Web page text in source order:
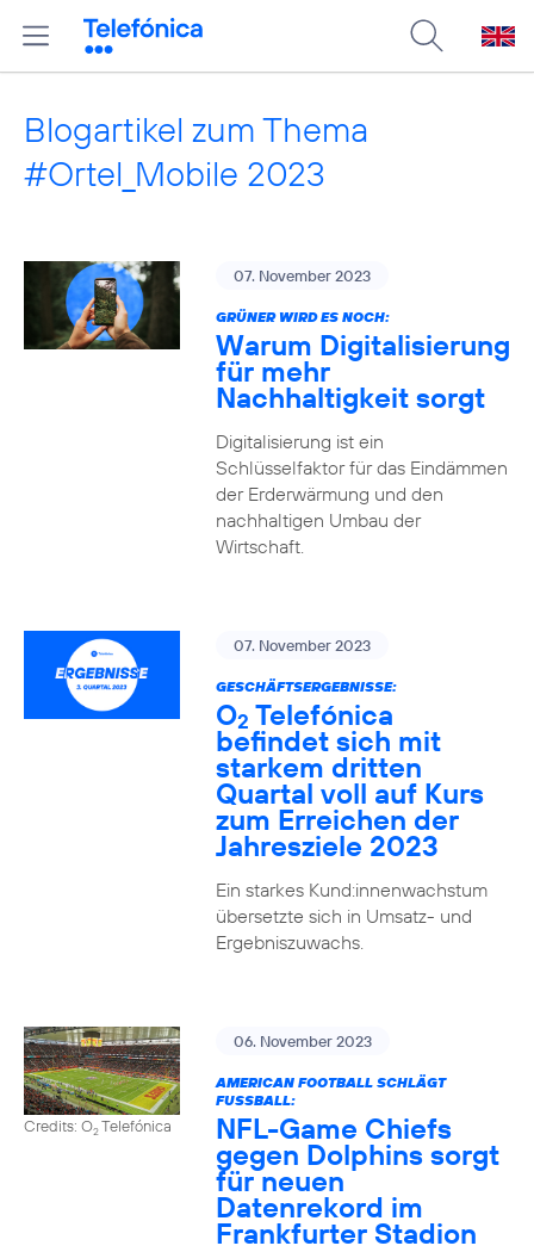
Blogartikel zum Thema
#Ortel_Mobile 2023
07. November 2023
GRÜNER WIRD ES NOCH:
Warum Digitalisierung
für mehr
Nachhaltigkeit sorgt
Digitalisierung ist ein
Schlüsselfaktor für das Eindämmen
der Erderwärmung und den
nachhaltigen Umbau der
Wirtschaft.
07. November 2023
GESCHÄFTSERGEBNISSE:
O2 Telefónica
befindet sich mit
starkem dritten
Quartal voll auf Kurs
zum Erreichen der
Jahresziele 2023
Ein starkes Kund:innenwachstum
übersetzte sich in Umsatz- und
Ergebniszuwachs.
Credits: O2Telefónica
06. November 2023
AMERICAN FOOTBALL SCHLÄGT
FUSSBALL:
NFL-Game Chiefs
gegen Dolphins sorgt
für neuen
Datenrekord im
Frankfurter Stadion